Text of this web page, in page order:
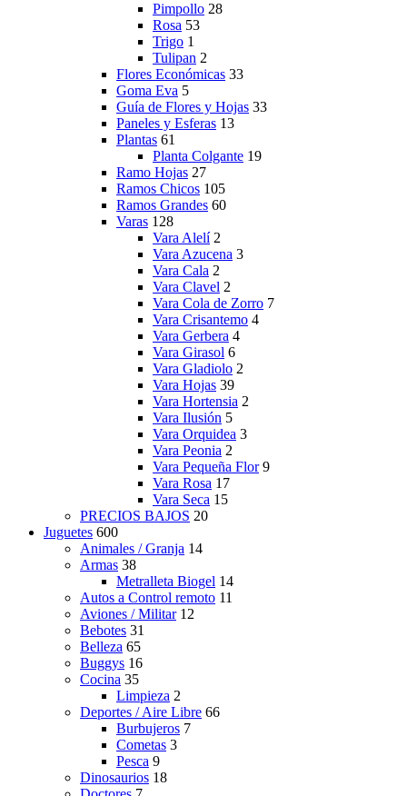
Pimpollo 28
Rosa 53
Trigo 1
Tulipan 2
Flores Económicas 33
Goma Eva 5
Guía de Flores y Hojas 33
Paneles y Esferas 13
Plantas 61
Planta Colgante 19
Ramo Hojas 27
Ramos Chicos 105
Ramos Grandes 60
Varas 128
Vara Alelí 2
Vara Azucena 3
Vara Cala 2
Vara Clavel 2
Vara Cola de Zorro 7
Vara Crisantemo 4
Vara Gerbera 4
Vara Girasol 6
Vara Gladiolo 2
Vara Hojas 39
Vara Hortensia 2
Vara Ilusión 5
Vara Orquidea 3
Vara Peonia 2
Vara Pequeña Flor 9
Vara Rosa 17
Vara Seca 15
PRECIOS BAJOS 20
Juguetes 600
Animales / Granja 14
Armas 38
Metralleta Biogel 14
Autos a Control remoto 11
Aviones / Militar 12
Bebotes 31
Belleza 65
Buggys 16
Cocina 35
Limpieza 2
Deportes / Aire Libre 66
Burbujeros 7
Cometas 3
Pesca 9
Dinosaurios 18